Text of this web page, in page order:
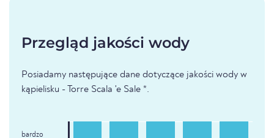
Przegląd jakości wody
Posiadamy następujące dane dotyczące jakości wody w
kąpielisku - Torre Scala 'e Sale *.
bardzo